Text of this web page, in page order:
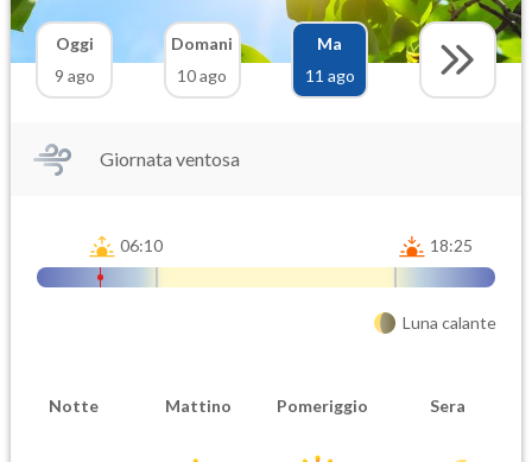
Oggi
9 ago
Domani
10 ago
Ma
11 ago
Giornata ventosa
06:10 18:25
Luna calante
Notte Mattino Pomeriggio Sera